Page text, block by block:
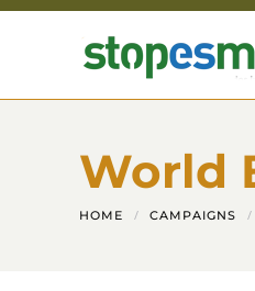
Skip to main content
World
HOME CAMPAIGNS